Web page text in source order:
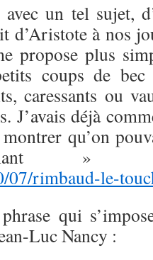
un tel sujet,
d’Aristote à nos
propose plus
coups de bec
caressants ou
J’avais déjà
qu’on
07/rimbaud-le-
qui
Luc Nancy :